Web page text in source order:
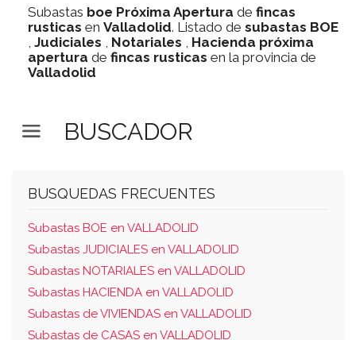
Subastas boe Próxima Apertura de fincas
rusticas en Valladolid. Listado de subastas BOE
, Judiciales , Notariales , Hacienda próxima
apertura de fincas rusticas en la provincia de
Valladolid
BUSCADOR
BUSQUEDAS FRECUENTES
Subastas BOE en VALLADOLID
Subastas JUDICIALES en VALLADOLID
Subastas NOTARIALES en VALLADOLID
Subastas HACIENDA en VALLADOLID
Subastas de VIVIENDAS en VALLADOLID
Subastas de CASAS en VALLADOLID